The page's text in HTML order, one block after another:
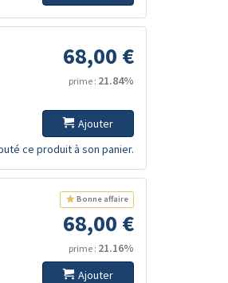
68,00 €
prime : 21.84%
Ajouter
ce produit à son panier.
Bonne affaire
68,00 €
prime : 21.16%
Ajouter